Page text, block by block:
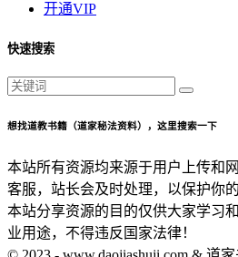
开通VIP
快速搜索
想找道教书籍（道家秘法资料），这里搜索一下
本站所有资源均来源于用户上传和
客服，站长会及时处理，以保护你
本站分享资源的目的仅供大家学习
业用途，不得违反国家法律！